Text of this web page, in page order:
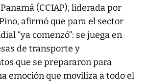
(CCIAP), liderada por
afirmó que para el sector
“ya comenzó”: se juega en
de transporte y
que se prepararon para
emoción que moviliza a todo el